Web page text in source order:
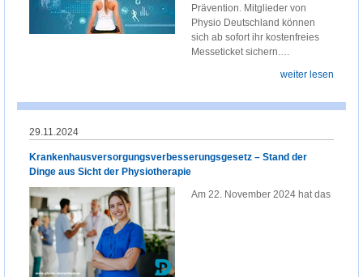
Prävention. Mitglieder von
Physio Deutschland können
sich ab sofort ihr kostenfreies
Messeticket sichern.…
weiter lesen
29.11.2024
Krankenhausversorgungsverbesserungsgesetz – Stand der
Dinge aus Sicht der Physiotherapie
Am 22. November 2024 hat das